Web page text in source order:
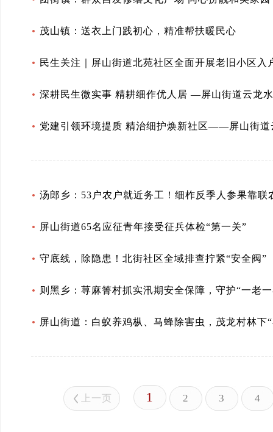
茂山镇：送衣上门践初心，精准帮扶暖民心
民生关注｜屏山街道北苑社区全面开展老旧小区入
深耕民生微实事 精耕细作优人居 —屏山街道云龙
党建引领环境提质 精治细护焕新社区——屏山街
汤郎乡：53户农户就近务工！细柞反季人参果靠联
屏山街道65名应征青年接受征兵体检“第一关”
守底线，除隐患！北街社区全域排查拧紧“安全阀”
则黑乡：荨麻箐村抓实汛期安全保障，守护“一老
屏山街道：白蚁养鸡枞、马蜂除害虫，茂龙村林下
上一页 1 2 3 4